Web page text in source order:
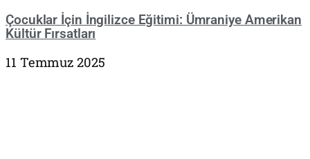
Çocuklar İçin İngilizce Eğitimi: Ümraniye Amerikan
Kültür Fırsatları
11 Temmuz 2025